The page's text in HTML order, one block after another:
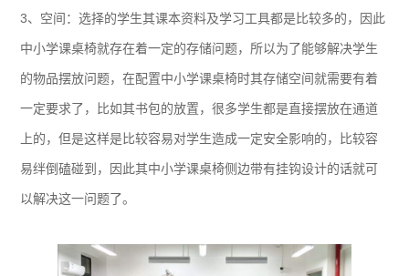
3、空间：选择的学生其课本资料及学习工具都是比较多的，因此
中小学课桌椅就存在着一定的存储问题，所以为了能够解决学生
的物品摆放问题，在配置中小学课桌椅时其存储空间就需要有着
一定要求了，比如其书包的放置，很多学生都是直接摆放在通道
上的，但是这样是比较容易对学生造成一定安全影响的，比较容
易绊倒磕碰到，因此其中小学课桌椅侧边带有挂钩设计的话就可
以解决这一问题了。